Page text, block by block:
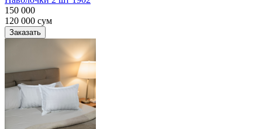
150 000
120 000 сум
Заказать